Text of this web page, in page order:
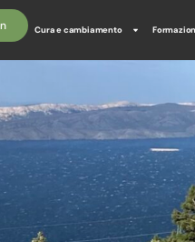
Cura e cambiamento